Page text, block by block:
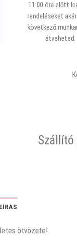
11:00 óra előtt
rendeléseket
következő
átveheted.
ötvözete!